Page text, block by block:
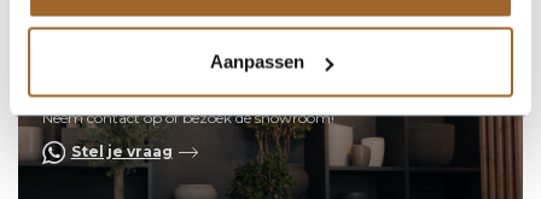
Aanpassen
Op zoek naar een vakkundige
hulp?
Neem contact op of bezoek de showroom!
Stel je vraag